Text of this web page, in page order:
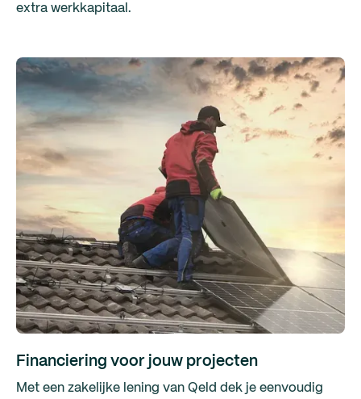
extra werkkapitaal.
Financiering voor jouw projecten
Met een zakelijke lening van Qeld dek je eenvoudig